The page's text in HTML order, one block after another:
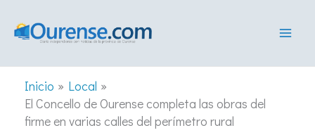
Inicio
Local
El Concello de Ourense completa las obras del
firme en varias calles del perímetro rural